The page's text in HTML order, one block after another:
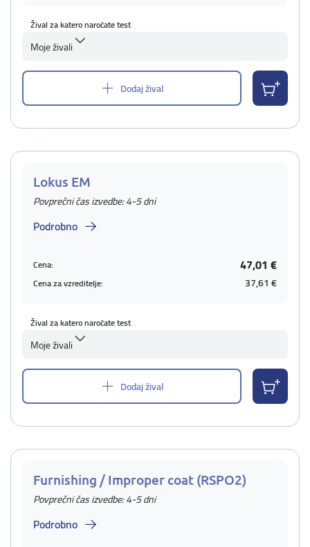
Žival za katero naročate test
Moje živali
Dodaj žival
Lokus EM
Povprečni čas izvedbe: 4-5 dni
Podrobno
Cena: 47,01 €
Cena za vzreditelje: 37,61 €
Žival za katero naročate test
Moje živali
Dodaj žival
Furnishing / Improper coat (RSPO2)
Povprečni čas izvedbe: 4-5 dni
Podrobno